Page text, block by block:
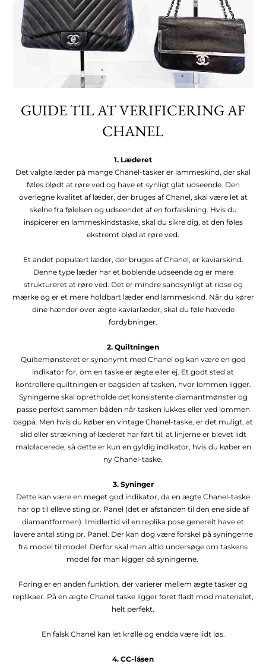
GUIDE TIL AT VERIFICERING AF
CHANEL
1. Læderet
Det valgte læder på mange Chanel-tasker er lammeskind, der skal
føles blødt at røre ved og have et synligt glat udseende. Den
overlegne kvalitet af læder, der bruges af Chanel, skal være let at
skelne fra følelsen og udseendet af en forfalskning. Hvis du
inspicerer en lammeskindstaske, skal du sikre dig, at den føles
ekstremt blød at røre ved.
Et andet populært læder, der bruges af Chanel, er kaviarskind.
Denne type læder har et boblende udseende og er mere
struktureret at røre ved. Det er mindre sandsynligt at ridse og
mærke og er et mere holdbart læder end lammeskind. Når du kører
dine hænder over ægte kaviarlæder, skal du føle hævede
fordybninger.
2. Quiltningen
Quiltemønsteret er synonymt med Chanel og kan være en god
indikator for, om en taske er ægte eller ej. Et godt sted at
kontrollere quiltningen er bagsiden af ​​tasken, hvor lommen ligger.
Syningerne skal opretholde det konsistente diamantmønster og
passe perfekt sammen båden når tasken lukkes eller ved lommen
bagpå. Men hvis du køber en vintage Chanel-taske, er det muligt, at
slid eller strækning af læderet har ført til, at linjerne er blevet lidt
malplacerede, så dette er kun en gyldig indikator, hvis du køber en
ny Chanel-taske.
3. Syninger
Dette kan være en meget god indikator, da en ægte Chanel-taske
har op til elleve sting pr. Panel (det er afstanden til den ene side af
diamantformen). Imidlertid vil en replika pose generelt have et
lavere antal sting pr. Panel. Der kan dog være forskel på syningerne
fra model til model. Derfor skal man altid undersøge om taskens
model før man kigger på syningerne.
Foring er en anden funktion, der varierer mellem ægte tasker og
replikaer. På en ægte Chanel taske ligger foret fladt mod materialet,
helt perfekt.
En falsk Chanel kan let krølle og endda være lidt løs.
4. CC-låsen